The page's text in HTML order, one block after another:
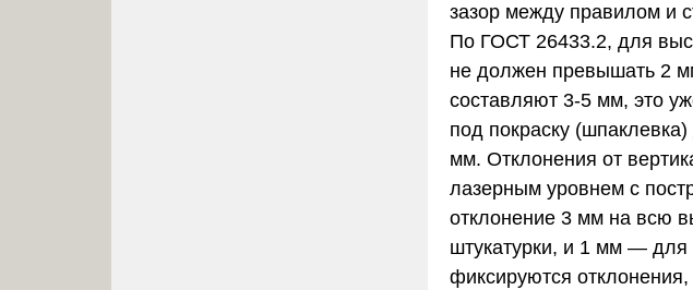
зазор между правилом и
По ГОСТ 26433.2, для
не должен превышать 2
составляют 3-5 мм, это
под покраску
мм. Отклонения от
лазерным уровнем с
отклонение 3 мм на всю
штукатурки, и 1 мм — для
фиксируются